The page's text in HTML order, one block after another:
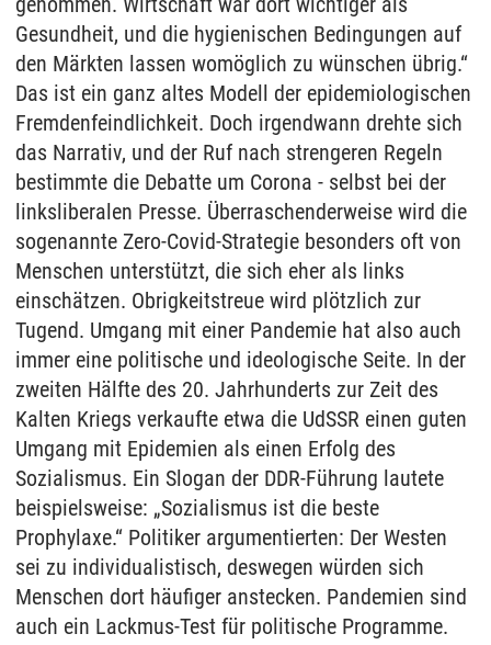
Gesundheit, und die hygienischen Bedingungen auf
den Märkten lassen womöglich zu wünschen übrig.“
Das ist ein ganz altes Modell der epidemiologischen
Fremdenfeindlichkeit. Doch irgendwann drehte sich
das Narrativ, und der Ruf nach strengeren Regeln
bestimmte die Debatte um Corona - selbst bei der
linksliberalen Presse. Überraschenderweise wird die
sogenannte Zero-Covid-Strategie besonders oft von
Menschen unterstützt, die sich eher als links
einschätzen. Obrigkeitstreue wird plötzlich zur
Tugend. Umgang mit einer Pandemie hat also auch
immer eine politische und ideologische Seite. In der
zweiten Hälfte des 20. Jahrhunderts zur Zeit des
Kalten Kriegs verkaufte etwa die UdSSR einen guten
Umgang mit Epidemien als einen Erfolg des
Sozialismus. Ein Slogan der DDR-Führung lautete
beispielsweise: „Sozialismus ist die beste
Prophylaxe.“ Politiker argumentierten: Der Westen
sei zu individualistisch, deswegen würden sich
Menschen dort häufiger anstecken. Pandemien sind
auch ein Lackmus-Test für politische Programme.